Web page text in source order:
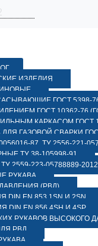
ИЗДЕЛИЯ
ГОСТ 5398-
ГОСТ 10362-76
КАРКАСОМ ГОСТ
ГАЗОВОЙ СВАРКИ
87, ТУ 2556-221-
ТУ 38-105998-91
2559-223-05788889-2012
РУКАВА
(РВД)
EN 853 1SN И 2SN
EN 856 4SH И 4SP
РУКАВОВ ВЫСОКОГО
РВД